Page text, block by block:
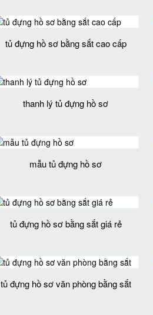
tủ đựng hồ sơ bằng sắt cao cấp
thanh lý tủ đựng hồ sơ
mẫu tủ đựng hồ sơ
tủ đựng hồ sơ bằng sắt giá rẻ
tủ đựng hồ sơ văn phòng bằng sắt